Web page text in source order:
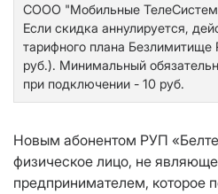
СООО "Мобильные
Если скидка аннулируется,
тарифного плана Безлимитище
руб.). Минимальный
при подключении - 10 руб.
Новым абонентом РУП
физическое лицо, не
предпринимателем, которое